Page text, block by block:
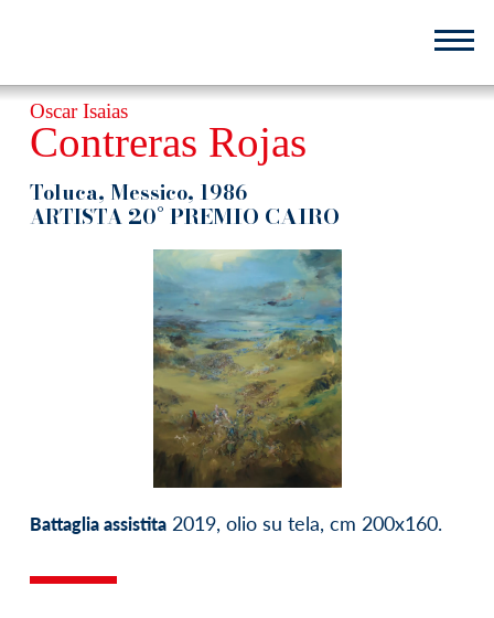
principale
Oscar Isaias
Contreras Rojas
Toluca, Messico, 1986
ARTISTA 20° PREMIO CAIRO
Battaglia assistita 2019, olio su tela, cm 200x160.